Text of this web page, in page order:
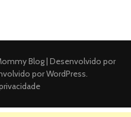
Blog | Desenvolvido por
porWordPress.